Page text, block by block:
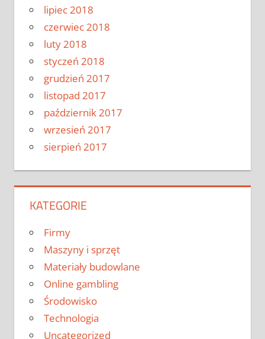
lipiec 2018
czerwiec 2018
luty 2018
styczeń 2018
grudzień 2017
listopad 2017
październik 2017
wrzesień 2017
sierpień 2017
KATEGORIE
Firmy
Maszyny i sprzęt
Materiały budowlane
Online gambling
Środowisko
Technologia
Uncategorized